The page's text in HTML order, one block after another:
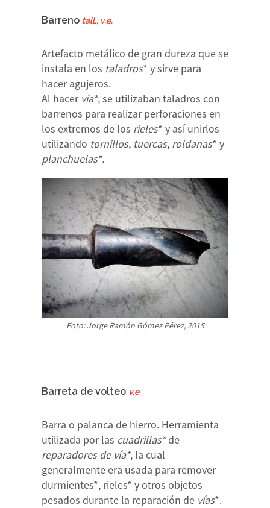
Barreno tall., v.e.
Artefacto metálico de gran dureza que se
instala en los taladros* y sirve para
hacer agujeros.
Al hacer vía*, se utilizaban taladros con
barrenos para realizar perforaciones en
los extremos de los rieles* y así unirlos
utilizando tornillos, tuercas, roldanas* y
planchuelas*.
Foto: Jorge Ramón Gómez Pérez, 2015
Barreta de volteo v.e.
Barra o palanca de hierro. Herramienta
utilizada por las cuadrillas*de
reparadores de vía*, la cual
generalmente era usada para remover
durmientes*, rieles* y otros objetos
pesados durante la reparación de vías*.